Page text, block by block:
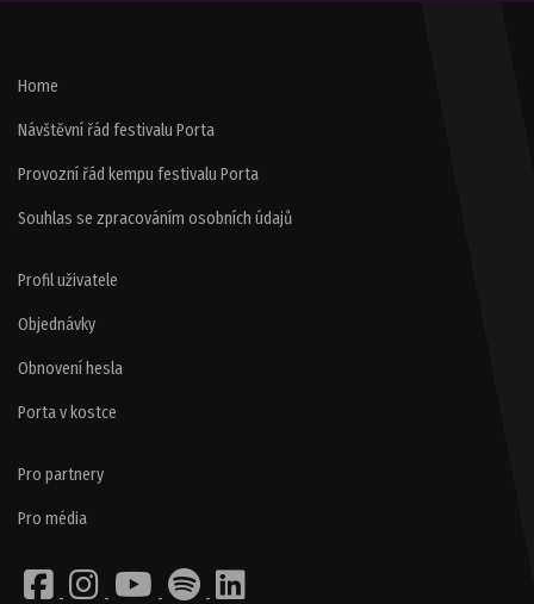
Home
Návštěvní řád festivalu Porta
Provozní řád kempu festivalu Porta
Souhlas se zpracováním osobních údajů
Profil uživatele
Objednávky
Obnovení hesla
Porta v kostce
Pro partnery
Pro média